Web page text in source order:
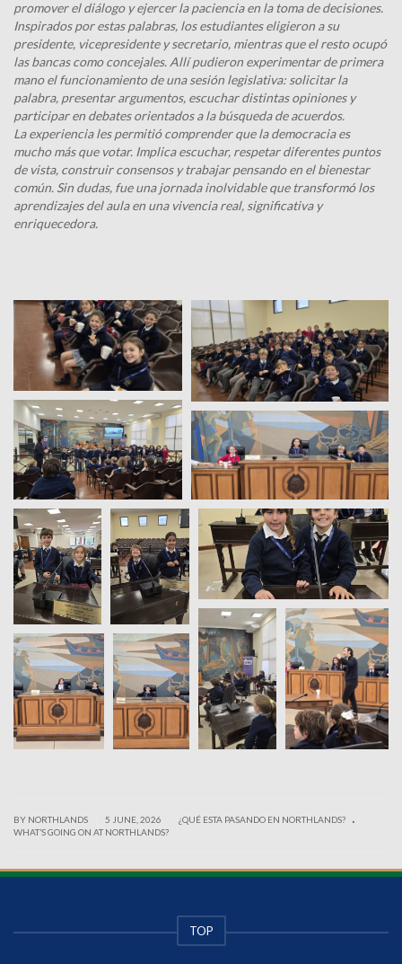
promover el diálogo y ejercer la paciencia en la toma de decisiones.
Inspirados por estas palabras, los estudiantes eligieron a su
presidente, vicepresidente y secretario, mientras que el resto ocupó
las bancas como concejales. Allí pudieron experimentar de primera
mano el funcionamiento de una sesión legislativa: solicitar la
palabra, presentar argumentos, escuchar distintas opiniones y
participar en debates orientados a la búsqueda de acuerdos.
La experiencia les permitió comprender que la democracia es
mucho más que votar. Implica escuchar, respetar diferentes puntos
de vista, construir consensos y trabajar pensando en el bienestar
común. Sin dudas, fue una jornada inolvidable que transformó los
aprendizajes del aula en una vivencia real, significativa y
enriquecedora.
BY NORTHLANDS 5 JUNE, 2026 ¿QUÉ ESTA PASANDO EN NORTHLANDS? .
WHAT’S GOING ON AT NORTHLANDS?
TOP